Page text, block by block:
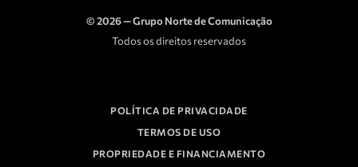
© 2026 — Grupo Norte de Comunicação
Todos os direitos reservados
POLÍTICA DE PRIVACIDADE
TERMOS DE USO
PROPRIEDADE E FINANCIAMENTO